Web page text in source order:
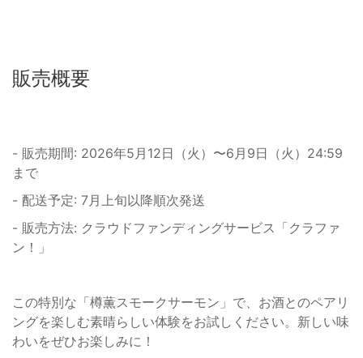
販売概要
- 販売期間: 2026年5月12日（火）〜6月9日（火）24:59
まで
- 配送予定: 7月上旬以降順次発送
- 販売方法: クラウドファンディングサービス「クラファ
ン！」
この特別な「樽薫スモークサーモン」で、お酒とのペアリ
ングを楽しむ素晴らしい体験をお試しください。新しい味
わいをぜひお楽しみに！